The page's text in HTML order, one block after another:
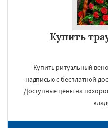
Купить
Купить ритуальный
надписью с бесплатной
Доступные цены на